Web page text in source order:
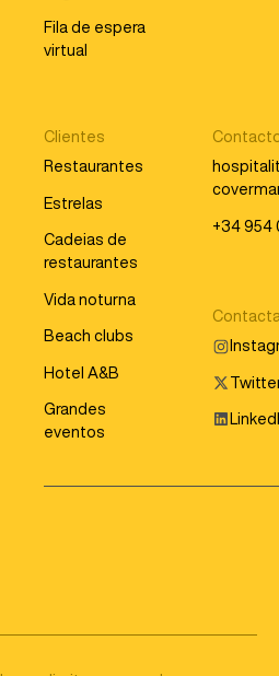
Fila de espera
virtual
Clientes
Restaurantes
Estrelas
Cadeias de
restaurantes
Vida noturna
Beach clubs
Hotel A&B
Grandes
eventos
+34 954